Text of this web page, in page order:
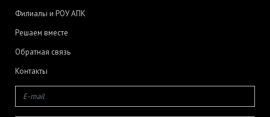
Филиалы и РОУ АПК
Решаем вместе
Обратная связь
Контакты